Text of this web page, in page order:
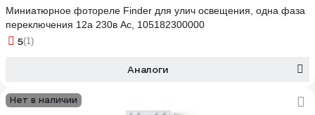
Миниатюрное фотореле Finder для улич освещения, одна фаза
переключения 12а 230в Ac, 105182300000
5(1)
Аналоги
Нет в наличии